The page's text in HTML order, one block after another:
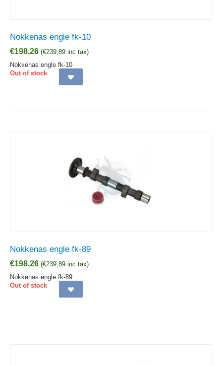
Nokkenas engle fk-10
€198,26 (€239,89 inc tax)
Nokkenas engle fk-10
Out of stock
Nokkenas engle fk-89
€198,26 (€239,89 inc tax)
Nokkenas engle fk-89
Out of stock